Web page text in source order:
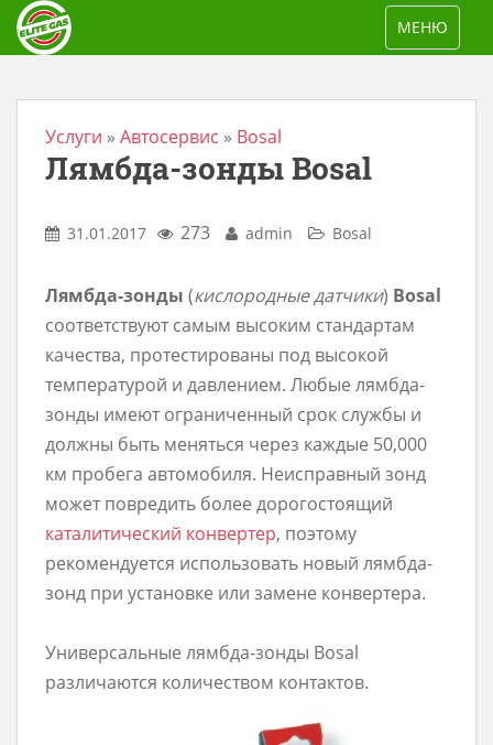
TOGGLE
МЕНЮ
Услуги » Автосервис » Bosal
Лямбда-зонды Bosal
31.01.2017 273 admin Bosal
Лямбда-зонды (кислородные датчики) Bosal
соответствуют самым высоким стандартам
качества, протестированы под высокой
температурой и давлением. Любые лямбда-
зонды имеют ограниченный срок службы и
должны быть меняться через каждые 50,000
км пробега автомобиля. Неисправный зонд
может повредить более дорогостоящий
каталитический конвертер, поэтому
рекомендуется использовать новый лямбда-
зонд при установке или замене конвертера.
Универсальные лямбда-зонды Bosal
различаются количеством контактов.